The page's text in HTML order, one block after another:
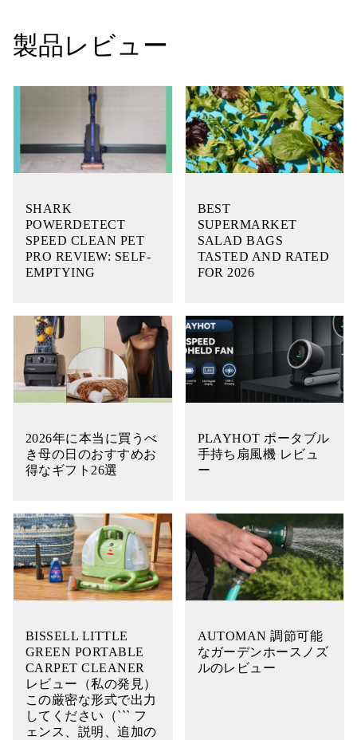
製品レビュー
SHARK
POWERDETECT
SPEED CLEAN PET
PRO REVIEW: SELF-
EMPTYING
BEST
SUPERMARKET
SALAD BAGS
TASTED AND RATED
FOR 2026
2026年に本当に買うべ
き母の日のおすすめお
得なギフト26選
PLAYHOT ポータブル
手持ち扇風機 レビュ
ー
BISSELL LITTLE
GREEN PORTABLE
CARPET CLEANER
レビュー（私の発見）
この厳密な形式で出力
してください（``` フ
ェンス、説明、追加の
AUTOMAN 調節可能
なガーデンホースノズ
ルのレビュー